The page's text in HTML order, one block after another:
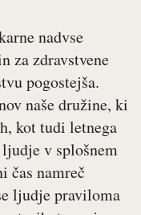
nadvse
za zdravstvene
pogostejša.
naše družine, ki
kot tudi letnega
v splošnem
čas namreč
ljudje praviloma